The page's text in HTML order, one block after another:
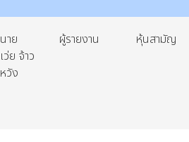
นาย
เว่ย จ้าว
หวัง
ผู้รายงาน หุ้นสามัญ